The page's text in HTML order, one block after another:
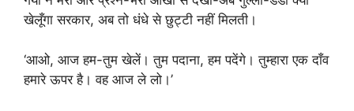
खेलूँगा सरकार, अब तो धंधे से छुट्टी नहीं मिलती।
‘आओ, आज हम-तुम खेलें। तुम पदाना, हम पदेंगे। तुम्हारा एक दाँव
हमारे ऊपर है। वह आज ले लो।’